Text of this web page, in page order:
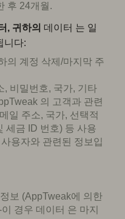
후 24개월.
, 귀하의 데이터 는 일
니다:
의 계정 삭제/마지막 주
, 비밀번호, 국가, 기타
의 고객과 관련
일 주소, 국가, 선택적
세금 ID 번호) 등 사용
용자와 관련된 정보입
보 (AppTweak에 의한
경우 데이터 은 마지